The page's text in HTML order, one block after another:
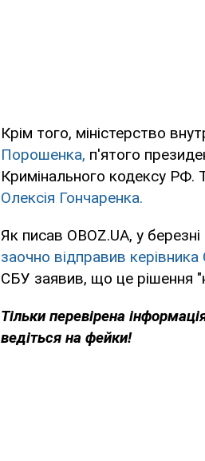
Крім того, міністерство
Порошенка, п'ятого
Кримінального кодексу
Олексія Гончаренка.
Як писав OBOZ.UA, у
заочно відправив
СБУ заявив, що це рішення
Тільки перевірена
ведіться на фейки!